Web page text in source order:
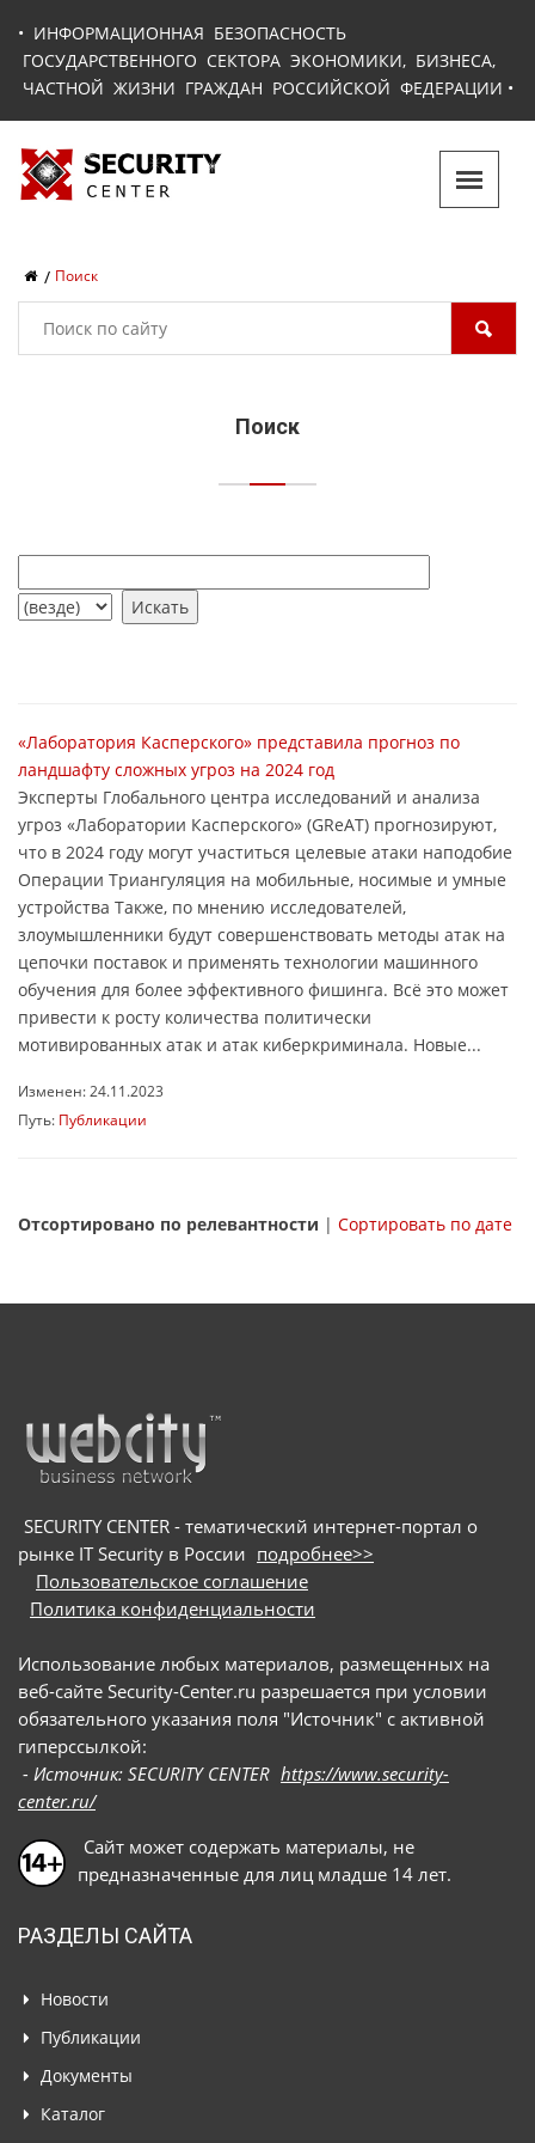
• ИНФОРМАЦИОННАЯ БЕЗОПАСНОСТЬ
ГОСУДАРСТВЕННОГО СЕКТОРА ЭКОНОМИКИ, БИЗНЕСА,
ЧАСТНОЙ ЖИЗНИ ГРАЖДАН РОССИЙСКОЙ ФЕДЕРАЦИИ •
Поиск
Поиск
«Лаборатория Касперского» представила прогноз по
ландшафту сложных угроз на 2024 год
Эксперты Глобального центра исследований и анализа
угроз «Лаборатории Касперского» (GReAT) прогнозируют,
что в 2024 году могут участиться целевые атаки наподобие
Операции Триангуляция на мобильные, носимые и умные
устройства Также, по мнению исследователей,
злоумышленники будут совершенствовать методы атак на
цепочки поставок и применять технологии машинного
обучения для более эффективного фишинга. Всё это может
привести к росту количества политически
мотивированных атак и атак киберкриминала. Новые...
Изменен: 24.11.2023
Путь: Публикации
Отсортировано по релевантности | Сортировать по дате
SECURITY CENTER - тематический интернет-портал о
рынке IT Security в России подробнее>>
Пользовательское соглашение
Политика конфиденциальности
Использование любых материалов, размещенных на
веб-сайте Security-Center.ru разрешается при условии
обязательного указания поля "Источник" с активной
гиперссылкой:
- Источник: SECURITY CENTER https://www.security-
center.ru/
Сайт может содержать материалы, не
предназначенные для лиц младше 14 лет.
РАЗДЕЛЫ САЙТА
Новости
Публикации
Документы
Каталог